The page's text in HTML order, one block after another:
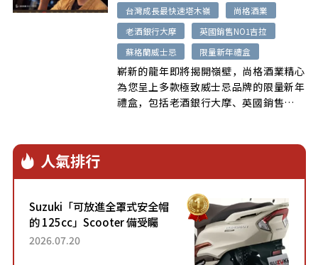
台灣成長最快速塔木嶺
尚格酒業
老酒銀行大摩
英國銷售NO1吉拉
蘇格蘭威士忌
限量新年禮盒
嶄新的龍年即將揭開嶺壁，尚格酒業精心
為您呈上多款極致威士忌品牌的限量新年
禮盒，包括老酒銀行大摩、英國銷售
人氣排行
Suzuki「可放進全罩式安全帽
的 125cc」Scooter 備受矚
目！採用全新流線設計與各項
2026.07.20